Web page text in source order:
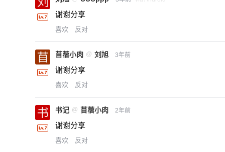
谢谢分享
喜欢 反对
苜蓿小肉 @ 刘旭 3年前
谢谢分享
喜欢 反对
书记 @ 苜蓿小肉 2年前
谢谢分享
喜欢 反对